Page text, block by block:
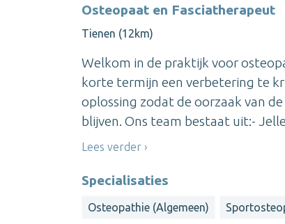
Osteopaat en Fasciatherapeut
Tienen (12km)
Welkom in de praktijk voor
korte termijn een verbetering te
oplossing zodat de oorzaak van
blijven. Ons team bestaat uit:-
Lees verder
Specialisaties
Osteopathie (Algemeen)